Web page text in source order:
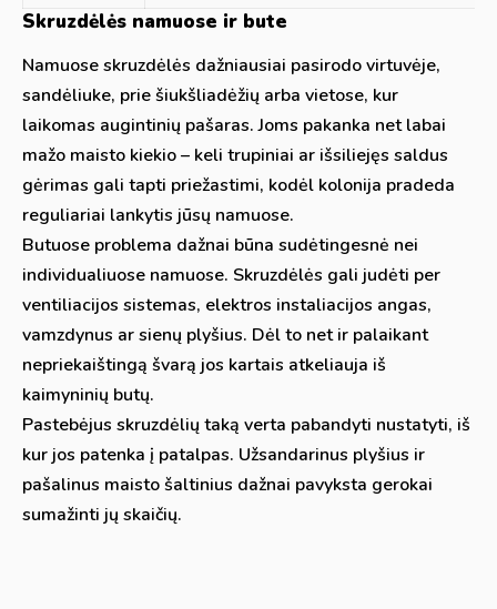
Skruzdėlės namuose ir bute
Namuose skruzdėlės dažniausiai pasirodo virtuvėje,
sandėliuke, prie šiukšliadėžių arba vietose, kur
laikomas augintinių pašaras. Joms pakanka net labai
mažo maisto kiekio – keli trupiniai ar išsiliejęs saldus
gėrimas gali tapti priežastimi, kodėl kolonija pradeda
reguliariai lankytis jūsų namuose.
Butuose problema dažnai būna sudėtingesnė nei
individualiuose namuose. Skruzdėlės gali judėti per
ventiliacijos sistemas, elektros instaliacijos angas,
vamzdynus ar sienų plyšius. Dėl to net ir palaikant
nepriekaištingą švarą jos kartais atkeliauja iš
kaimyninių butų.
Pastebėjus skruzdėlių taką verta pabandyti nustatyti, iš
kur jos patenka į patalpas. Užsandarinus plyšius ir
pašalinus maisto šaltinius dažnai pavyksta gerokai
sumažinti jų skaičių.